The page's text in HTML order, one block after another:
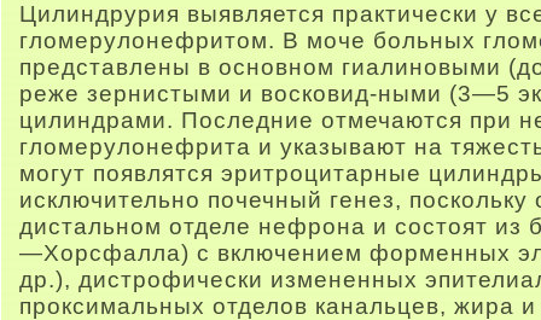
Цилиндрурия выявляется практически у
гломерулонефритом. В моче больных
представлены в основном гиалиновыми
реже зернистыми и восковид-ными (3—5
цилиндрами. Последние отмечаются при
гломерулонефрита и указывают на
могут появлятся эритроцитарные
исключительно почечный генез,
дистальном отделе нефрона и состоят из
—Хорсфалла) с включением форменных
др.), дистрофически измененных
проксимальных отделов канальцев, жира и